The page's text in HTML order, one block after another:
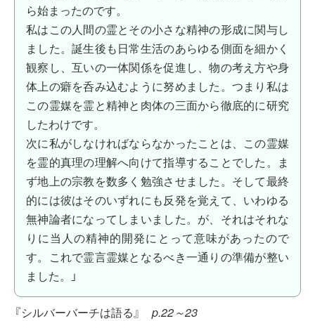
ら始まったのです。
私はこの人間の霊とその小さな精神の形成に関与し
ました。誕生後も日常生活のあらゆる側面を細かく
観察し、互いの一体関係を促進し、物の考え方や身
体上の癖を呑み込むように努めました。つまり私は
この霊媒を霊と精神と肉体の三面から徹底的に研究
したわけです。
次に私がしなければならなかったことは、この霊媒
を霊的真理の理解へ向けて指導することでした。ま
ず地上の宗教を数多く勉強させました。そして最終
的には彼はそのいずれにも反発を覚えて、いわゆる
無神論者になってしまいました。が、それはそれな
りに当人の精神的開発にとって意味があったので
す。これで霊言霊媒となるべき一通りの準備が整い
ました。」
『シルバーバーチは語る』 p.22～23